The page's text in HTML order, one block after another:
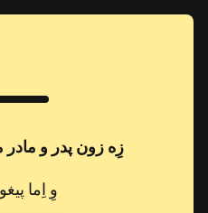
زِه زون پدر و
وِ اِما